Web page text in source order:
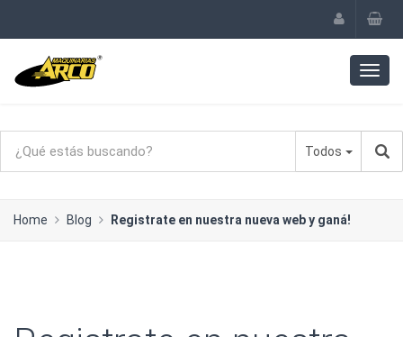
Todos
Home Blog Registrate en nuestra nueva web y ganá!